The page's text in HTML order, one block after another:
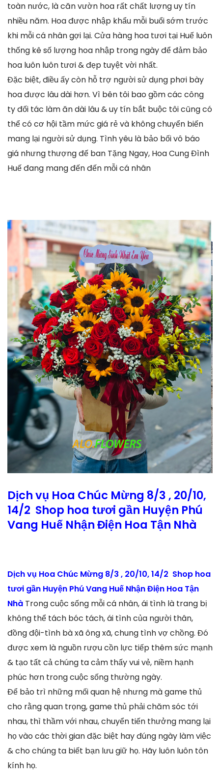
toàn nước, là căn vườn hoa rất chất lượng uy tín
nhiều năm. Hoa được nhập khẩu mỗi buổi sớm trước
khi mỗi cá nhân gợi lại. Cửa hàng hoa tươi tại Huế luôn
thống kê số lượng hoa nhập trong ngày để đảm bảo
hoa luôn luôn tươi & đẹp tuyệt vời nhất.
Đặc biệt, điều ấy còn hỗ trợ người sử dụng phơi bày
hoa được lâu dài hơn. Vì bên tôi bao gồm các công
ty đối tác làm ăn dài lâu & uy tín bắt buộc tôi cũng có
thể có cơ hội tầm mức giá rẻ và không chuyển biến
mang lại người sử dụng. Tình yêu là bảo bối vô báo
giá nhưng thượng đế ban Tặng Ngay, Hoa Cung Đình
Huế đang mang đến đến mỗi cá nhân
Dịch vụ Hoa Chúc Mừng 8/3 , 20/10,
14/2 Shop hoa tươi gần Huyện Phú
Vang Huế Nhận Điện Hoa Tận Nhà
Dịch vụ Hoa Chúc Mừng 8/3 , 20/10, 14/2 Shop hoa
tươi gần Huyện Phú Vang Huế Nhận Điện Hoa Tận
Nhà Trong cuộc sống mỗi cá nhân, ái tình là trang bị
không thể tách bóc tách, ái tình của người thân,
đồng đội-tình bà xã ông xã, chung tình vợ chồng. Đó
được xem là nguồn rượu cồn lực tiếp thêm sức mạnh
& tạo tất cả chúng ta cảm thấy vui vẻ, niềm hạnh
phúc hơn trong cuộc sống thường ngày.
Để bảo trì những mối quan hệ nhưng mà game thủ
cho rằng quan trọng, game thủ phải chăm sóc tới
nhau, thì thầm với nhau, chuyển tiến thưởng mang lại
họ vào các thời gian đặc biệt hay đúng ngày làm việc
& cho chúng ta biết bạn lưu giữ họ. Hãy luôn luôn tôn
kính họ.